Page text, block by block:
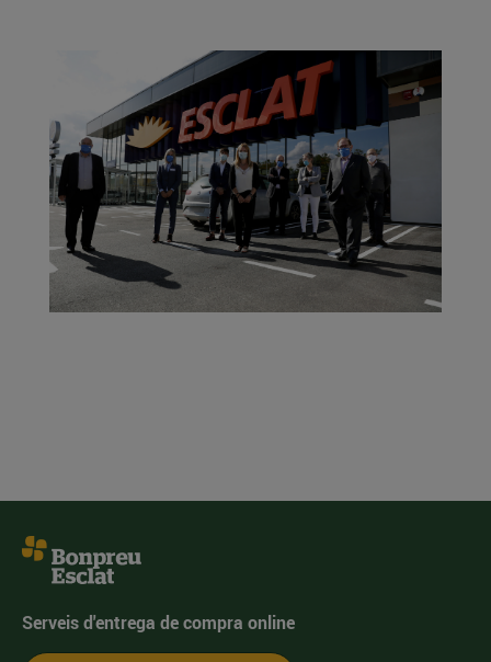
Serveis d'entrega de compra online